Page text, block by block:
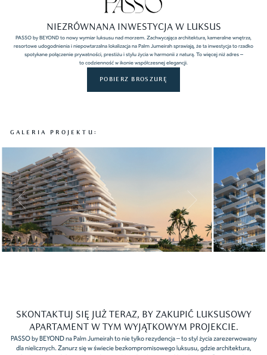
NIEZRÓWNANA INWESTYCJA W LUKSUS
PASSO by BEYOND to nowy wymiar luksusu nad morzem. Zachwycająca architektura, kameralne wnętrza,
resortowe udogodnienia i niepowtarzalna lokalizacja na Palm Jumeirah sprawiają, że ta inwestycja to rzadko
spotykane połączenie prywatności, prestiżu i stylu życia w harmonii z naturą. To więcej niż adres –
to codzienność w ikonie współczesnej elegancji.
POBIERZ BROSZURĘ
GALERIA PROJEKTU:
SKONTAKTUJ SIĘ JUŻ TERAZ, BY ZAKUPIĆ LUKSUSOWY
APARTAMENT W TYM WYJĄTKOWYM PROJEKCIE.
PASSO by BEYOND na Palm Jumeirah to nie tylko rezydencja – to styl życia zarezerwowany
dla nielicznych. Zanurz się w świecie bezkompromisowego luksusu, gdzie architektura,